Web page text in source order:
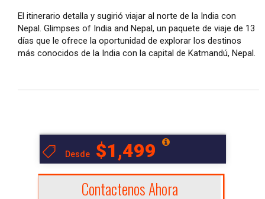
Desde $1,499
Contactenos Ahora
El itinerario detalla y sugirió viajar al norte de la India con
Nepal. Glimpses of India and Nepal, un paquete de viaje de 13
días que le ofrece la oportunidad de explorar los destinos
más conocidos de la India con la capital de Katmandú, Nepal.